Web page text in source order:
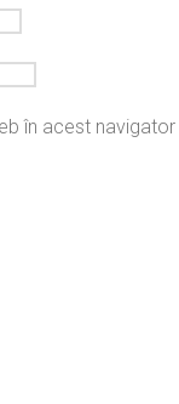
în acest navigator